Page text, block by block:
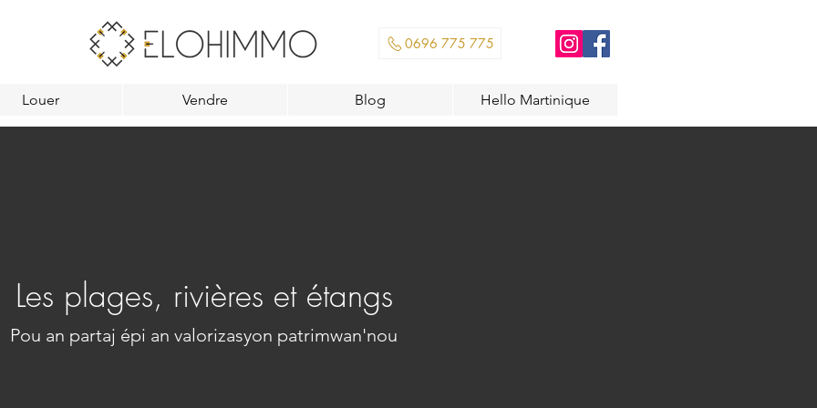
0696 775 775
Louer Vendre Blog Hello Martinique
Les plages, rivières et étangs
Pou an partaj épi an valorizasyon patrimwan'nou